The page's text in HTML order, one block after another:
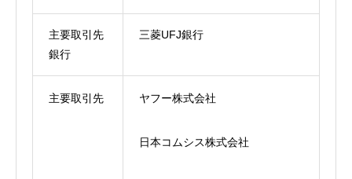
主要取引先
銀行
三菱UFJ銀行
主要取引先 ヤフー株式会社
日本コムシス株式会社